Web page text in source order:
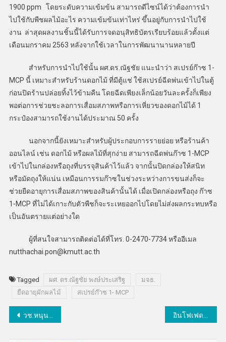
1900 ppm โดยระดับความเข้มข้น สามารถดีไซน์ได้ว่าต้องการนำ
ไปใช้กับพืชผลไม้อะไร ความเข้มข้นเท่าไหร่ ขึ้นอยู่กับการนำไปใช้
งาน ล่าสุดผลงานชิ้นนี้ได้รับการจดอนุสิทธิบัตรเรียบร้อยแล้วตั้งแต่
เดือนมกราคม 2563 หลังจากใช้เวลาในการพัฒนานานหลายปี
สำหรับการนำไปใช้นั้น ผศ.ดร.ณัฐชัย แนะนำว่า สเปรย์ก๊าซ 1-
MCP นี้ เหมาะสำหรับร้านดอกไม้ ที่มีตู้แช่ ใช้สเปรย์ฉีดพ่นเข้าไปในตู้
ก่อนปิดร้านปล่อยทิ้งไว้ข้ามคืน โดยฉีดเพียงเล็กน้อยวันละครั้งก็เพียง
พอต่อการช่วยชะลอการเสื่อมสภาพหรือการเหี่ยวของดอกไม้ได้ 1
กระป๋องสามารถใช้งานได้ประมาณ 50 ครั้ง
นอกจากนี้ยังเหมาะสำหรับผู้ประกอบการรายย่อย หรือร้านค้า
ออนไลน์ เช่น ดอกไม้ หรือผลไม้ที่สุกง่าย สามารถฉีดพ่นก๊าซ 1-MCP
เข้าไปในกล่องหรือถุงที่บรรจุสินค้าไว้แล้ว จากนั้นปิดกล่องให้สนิท
หรือมัดถุงให้แน่น เหมือนการรมก๊าซในช่วงระหว่างการขนส่งก็จะ
ช่วยยืดอายุการเสื่อมสภาพของสินค้านั้นได้ เมื่อเปิดกล่องหรือถุง ก๊าซ
1-MCP ที่ไม่ได้เกาะกับตัวพืชก็จะระเหยออกไปโดยไม่ส่งผลกระทบหรือ
เป็นอันตรายแต่อย่างใด
ผู้ที่สนใจสามารถติดต่อได้ที่โทร. 0-2470-7734 หรืออีเมล
nutthachai.pon@kmutt.ac.th
Tagged ผศ. ดร.ณัฐชัย พงษ์ประเสริฐ
มจธ.
ยืดอายุผักผลไม้
สเปรย์ก๊าซ 1- MCP
แนะแนว
วช.หนุนวิจัยอาหารไทยฮาลาล – ไทยมังสวิรัติสำเร็จรูปพร้อมกินเพื่อนักเดินทางชี้เก็บได้นาน 1ปี